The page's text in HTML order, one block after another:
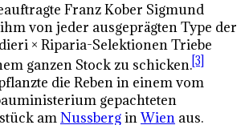
Franz Kober Sigmund
von jeder ausgeprägten Type der
× Riparia-Selektionen Triebe
ganzen Stock zu schicken. [3]
die Reben in einem vom
gepachteten
amNussberginWien aus.